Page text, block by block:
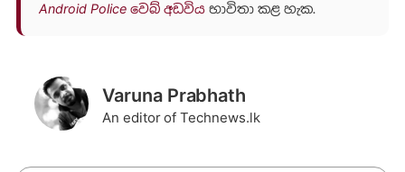
Android Police වෙබ් අඩවියභාවිතා කළ හැක.
Varuna Prabhath
An editor of Technews.lk